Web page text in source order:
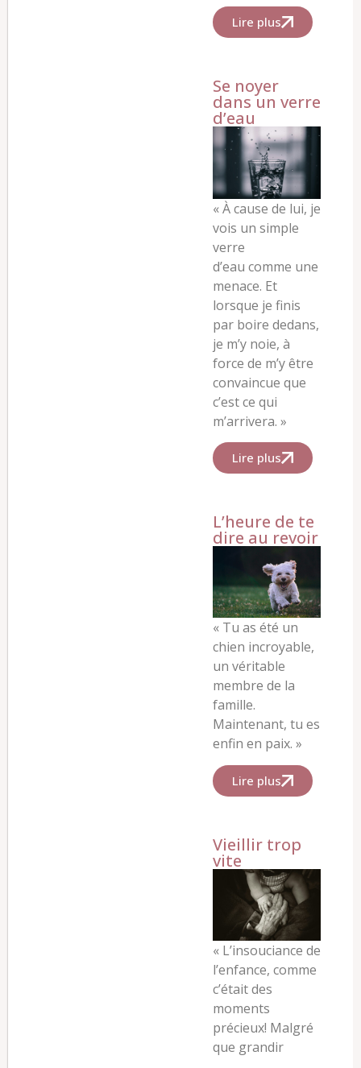
Lire plus
Se noyer
dans un verre
d’eau
« Àcause de lui, je
vois un simple
verre
d’eau comme une
menace. Et
lorsque je finis
par boire dedans,
je m’y noie, à
force de m’y être
convaincue que
c’est ce qui
m’arrivera. »
Lire plus
L’heure de te
dire au revoir
« Tu as été un
chien incroyable,
un véritable
membre de la
famille.
Maintenant, tu es
enfin en paix. »
Lire plus
Vieillir trop
vite
« L’insouciance de
l’enfance, comme
c’était des
moments
précieux! Malgré
que grandir